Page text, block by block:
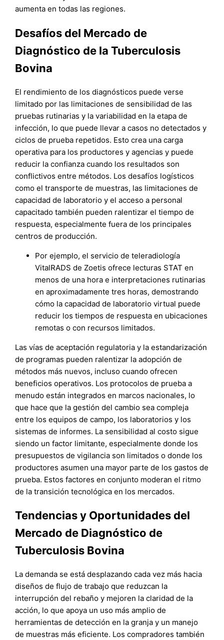
aumenta en todas las regiones.
Desafíos del Mercado de
Diagnóstico de la Tuberculosis
Bovina
El rendimiento de los diagnósticos puede verse
limitado por las limitaciones de sensibilidad de las
pruebas rutinarias y la variabilidad en la etapa de
infección, lo que puede llevar a casos no detectados y
ciclos de prueba repetidos. Esto crea una carga
operativa para los productores y agencias y puede
reducir la confianza cuando los resultados son
conflictivos entre métodos. Los desafíos logísticos
como el transporte de muestras, las limitaciones de
capacidad de laboratorio y el acceso a personal
capacitado también pueden ralentizar el tiempo de
respuesta, especialmente fuera de los principales
centros de producción.
Por ejemplo, el servicio de teleradiología
VitalRADS de Zoetis ofrece lecturas STAT en
menos de una hora e interpretaciones rutinarias
en aproximadamente tres horas, demostrando
cómo la capacidad de laboratorio virtual puede
reducir los tiempos de respuesta en ubicaciones
remotas o con recursos limitados.
Las vías de aceptación regulatoria y la estandarización
de programas pueden ralentizar la adopción de
métodos más nuevos, incluso cuando ofrecen
beneficios operativos. Los protocolos de prueba a
menudo están integrados en marcos nacionales, lo
que hace que la gestión del cambio sea compleja
entre los equipos de campo, los laboratorios y los
sistemas de informes. La sensibilidad al costo sigue
siendo un factor limitante, especialmente donde los
presupuestos de vigilancia son limitados o donde los
productores asumen una mayor parte de los gastos de
prueba. Estos factores en conjunto moderan el ritmo
de la transición tecnológica en los mercados.
Tendencias y Oportunidades del
Mercado de Diagnóstico de
Tuberculosis Bovina
La demanda se está desplazando cada vez más hacia
diseños de flujo de trabajo que reduzcan la
interrupción del rebaño y mejoren la claridad de la
acción, lo que apoya un uso más amplio de
herramientas de detección en la granja y un manejo
de muestras más eficiente. Los compradores también